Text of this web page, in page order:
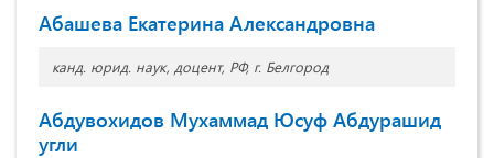
Абашева Екатерина Александровна
канд. юрид. наук, доцент, РФ, г. Белгород
Абдувохидов Мухаммад Юсуф Абдурашид
угли